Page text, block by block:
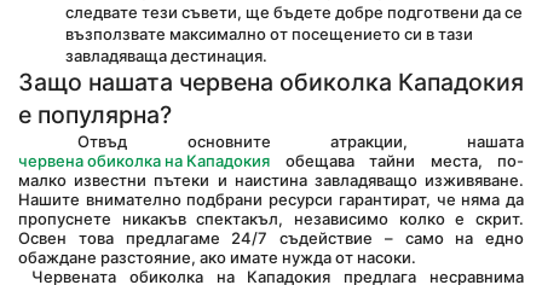
следвате тези съвети, ще бъдете добре подготвени да се
възползвате максимално от посещението си в тази
завладяваща дестинация.
Защо нашата червена обиколка Кападокия
е популярна?
Отвъд основните атракции, нашата
червена обиколка на Кападокия обещава тайни места, по-
малко известни пътеки и наистина завладяващо изживяване.
Нашите внимателно подбрани ресурси гарантират, че няма да
пропуснете никакъв спектакъл, независимо колко е скрит.
Освен това предлагаме 24/7 съдействие – само на едно
обаждане разстояние, ако имате нужда от насоки.